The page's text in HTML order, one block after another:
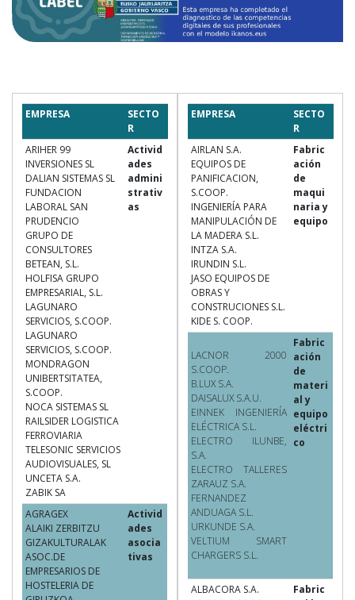
EMPRESA
SECTO
R
ARIHER 99
INVERSIONES SL
DALIAN SISTEMAS SL
FUNDACION
LABORAL SAN
PRUDENCIO
GRUPO DE
CONSULTORES
BETEAN, S.L.
HOLFISA GRUPO
EMPRESARIAL, S.L.
LAGUNARO
SERVICIOS, S.COOP.
LAGUNARO
SERVICIOS, S.COOP.
MONDRAGON
UNIBERTSITATEA,
S.COOP.
NOCA SISTEMAS SL
RAILSIDER LOGISTICA
FERROVIARIA
TELESONIC SERVICIOS
AUDIOVISUALES, SL
UNCETA S.A.
ZABIK SA
Activid
ades
admini
strativ
as
AGRAGEX
ALAIKI ZERBITZU
GIZAKULTURALAK
ASOC.DE
EMPRESARIOS DE
HOSTELERIA DE
Activid
ades
asocia
tivas
EMPRESA
SECTO
R
AIRLAN S.A.
EQUIPOS DE
PANIFICACION,
S.COOP.
INGENIERÍA PARA
MANIPULACIÓN DE
LA MADERA S.L.
INTZA S.A.
IRUNDIN S.L.
JASO EQUIPOS DE
OBRAS Y
CONSTRUCIONES S.L.
KIDE S. COOP.
Fabric
ación
de
maqui
naria y
equipo
LACNOR 2000
S.COOP.
B.LUX S.A.
DAISALUX S.A.U.
EINNEK INGENIERÍA
ELÉCTRICA S.L.
ELECTRO ILUNBE,
S.A.
ELECTRO TALLERES
ZARAUZ S.A.
FERNANDEZ
ANDUAGA S.L.
URKUNDE S.A.
VELTIUM SMART
CHARGERS S.L.
Fabric
ación
de
materi
al y
equipo
eléctri
co
ALBACORA S.A.
Fabric